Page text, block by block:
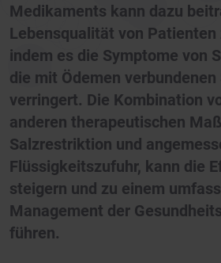
Medikaments kann dazu
Lebensqualität von Patienten
indem es die Symptome von
die mit Ödemen verbundenen
verringert. Die Kombination
anderen therapeutischen
Salzrestriktion und
Flüssigkeitszufuhr, kann die
steigern und zu einem
Management der
führen.